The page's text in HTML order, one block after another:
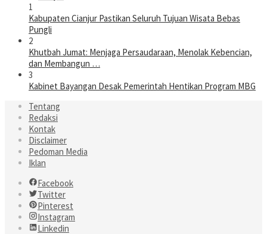
1
Kabupaten Cianjur Pastikan Seluruh Tujuan Wisata Bebas
Pungli
2
Khutbah Jumat: Menjaga Persaudaraan, Menolak Kebencian,
dan Membangun …
3
Kabinet Bayangan Desak Pemerintah Hentikan Program MBG
Tentang
Redaksi
Kontak
Disclaimer
Pedoman Media
Iklan
Facebook
Twitter
Pinterest
Instagram
Linkedin